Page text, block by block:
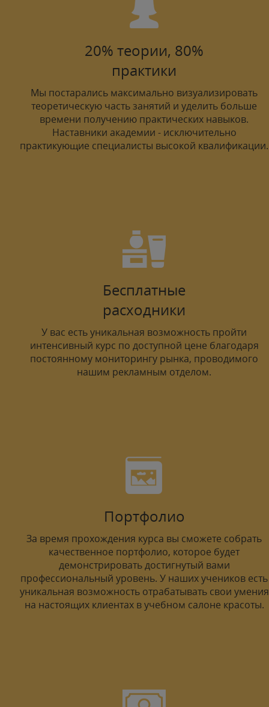
20% теории, 80%
практики
Мы постарались максимально визуализировать
теоретическую часть занятий и уделить больше
времени получению практических навыков.
Наставники академии - исключительно
практикующие специалисты высокой квалификации.
Бесплатные
расходники
У вас есть уникальная возможность пройти
интенсивный курс по доступной цене благодаря
постоянному мониторингу рынка, проводимого
нашим рекламным отделом.
Портфолио
За время прохождения курса вы сможете собрать
качественное портфолио, которое будет
демонстрировать достигнутый вами
профессиональный уровень. У наших учеников есть
уникальная возможность отрабатывать свои умения
на настоящих клиентах в учебном салоне красоты.